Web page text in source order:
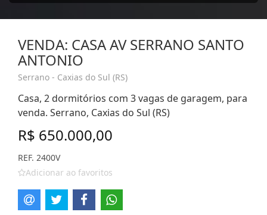
VENDA: CASA AV SERRANO SANTO
ANTONIO
Serrano - Caxias do Sul (RS)
Casa, 2 dormitórios com 3 vagas de garagem, para
venda. Serrano, Caxias do Sul (RS)
R$ 650.000,00
REF. 2400V
Adicionar ao favoritos